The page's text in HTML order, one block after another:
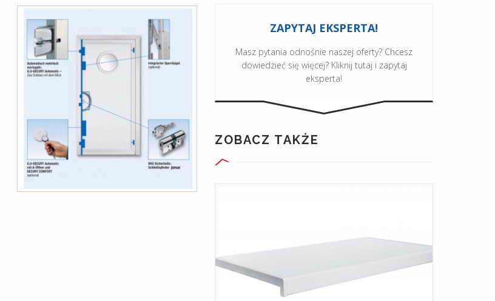
ZAPYTAJ EKSPERTA!
Masz pytania odnośnie naszej oferty? Chcesz
dowiedzieć się więcej? Kliknij tutaj i zapytaj
eksperta!
ZOBACZ TAKŻE